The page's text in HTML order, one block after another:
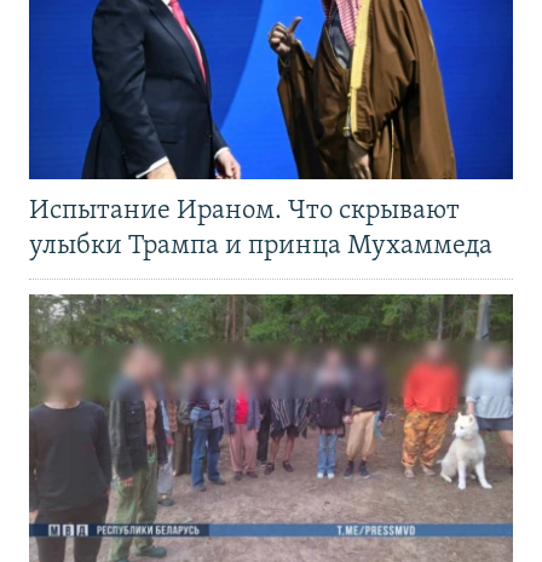
Испытание Ираном. Что скрывают
улыбки Трампа и принца Мухаммеда